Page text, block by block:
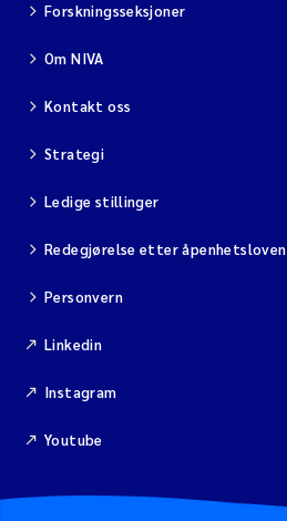
Forskningsseksjoner
Om NIVA
Kontakt oss
Strategi
Ledige stillinger
Redegjørelse etter åpenhetsloven
Personvern
Linkedin
Instagram
Youtube